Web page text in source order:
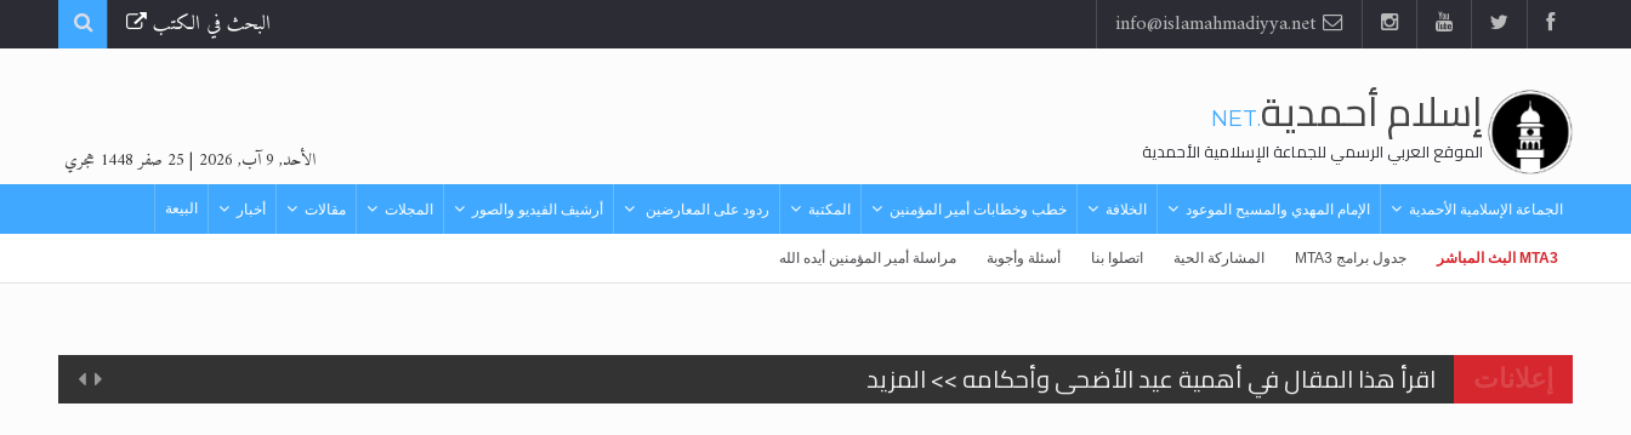
البحث في الكتب
إسلام أحمدية.NET
الموقع العربي الرسمي للجماعة الإسلامية الأحمدية الأحد, 9 آب, 2026 | 25 صفر 1448 هجري
الجماعة الإسلامية الأحمدية الإمام المهدي والمسيح الموعود الخلافة خطب وخطابات أمير المؤمنين المكتبة ردود على المعارضين أرشيف الفيديو والصور المجلات مقالات أخبار البيعة
MTA3 البث المباشر جدول برامج MTA3 المشاركة الحية اتصلوا بنا أسئلة وأجوبة مراسلة أمير المؤمنين أيده الله
إعلانات
اقرأ هذا المقال في أهمية عيد الأضحى وأحكامه >> المزيد